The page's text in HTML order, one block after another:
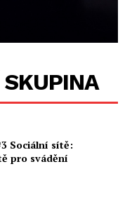
Sociální sítě:
pro svádění